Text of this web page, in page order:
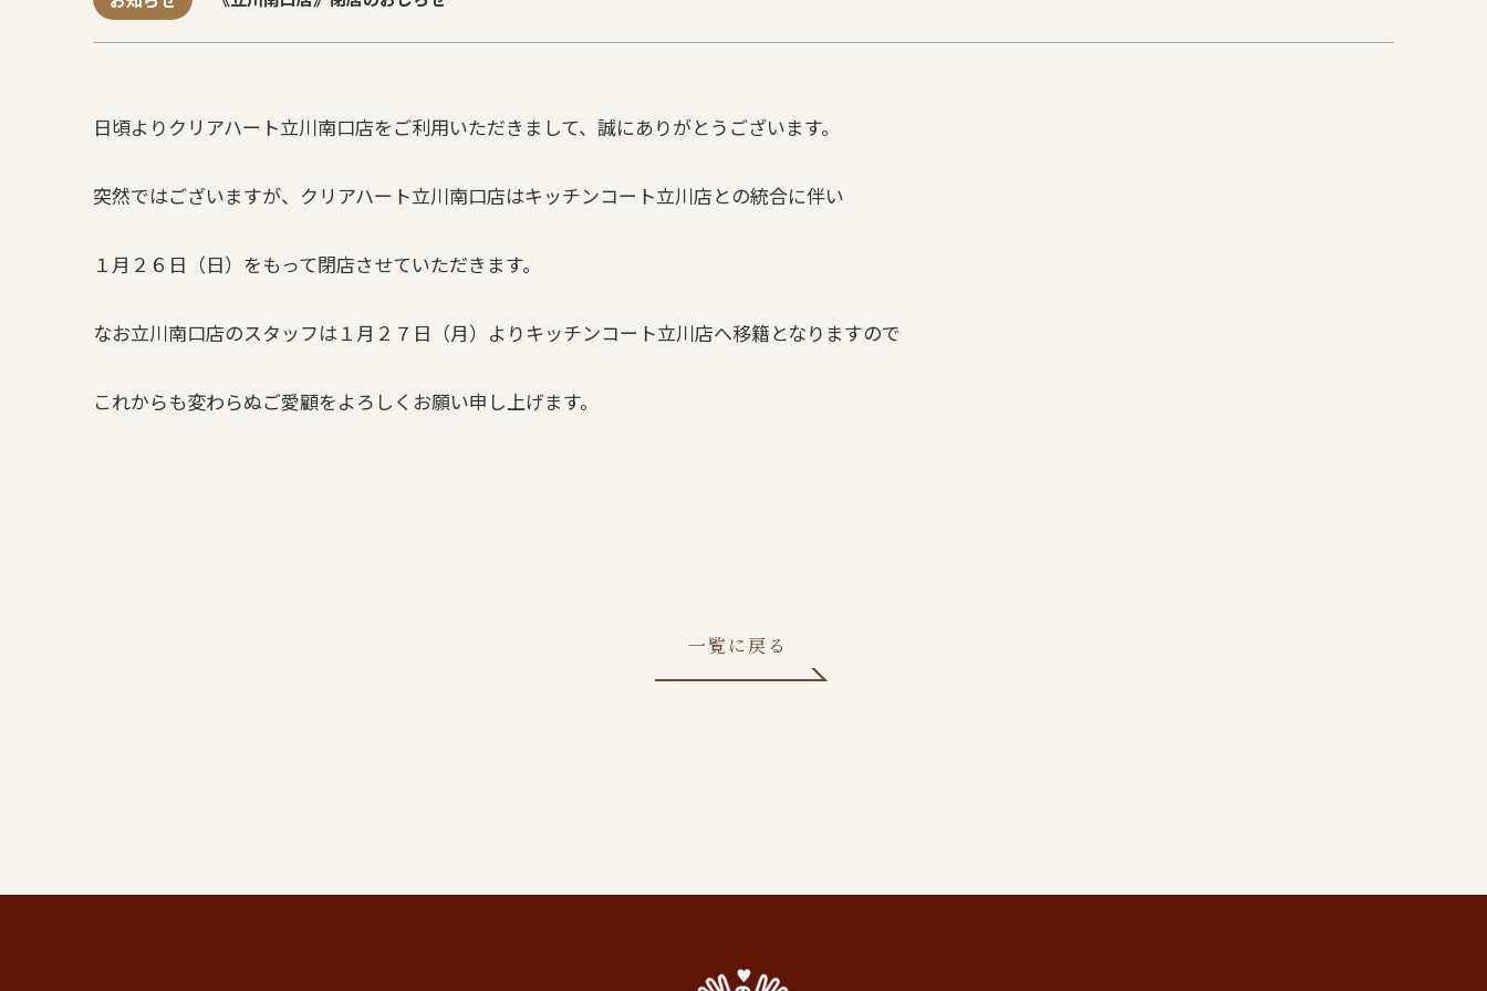
日頃よりクリアハート立川南口店をご利用いただきまして、誠にありがとうございます。
突然ではございますが、クリアハート立川南口店はキッチンコート立川店との統合に伴い
１月２６日（日）をもって閉店させていただきます。
なお立川南口店のスタッフは１月２７日（月）よりキッチンコート立川店へ移籍となりますので
これからも変わらぬご愛顧をよろしくお願い申し上げます。
一覧に戻る